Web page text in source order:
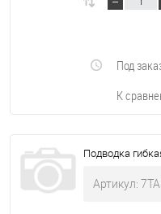
К
Под
Подводка
Артикул: